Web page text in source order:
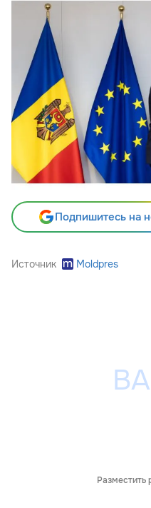
Подпишитесь на
Источник Moldpres
Разместить